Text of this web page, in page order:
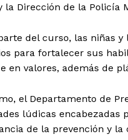
la Dirección de la Policía
del curso, las niñas
para fortalecer sus
en valores, además de
el Departamento de
lúdicas encabezadas
de la prevención y